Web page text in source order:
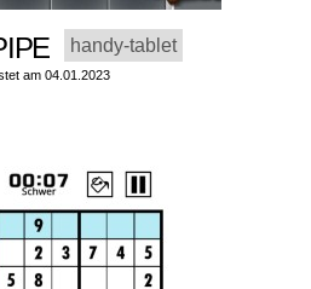
handy-tablet
am 04.01.2023